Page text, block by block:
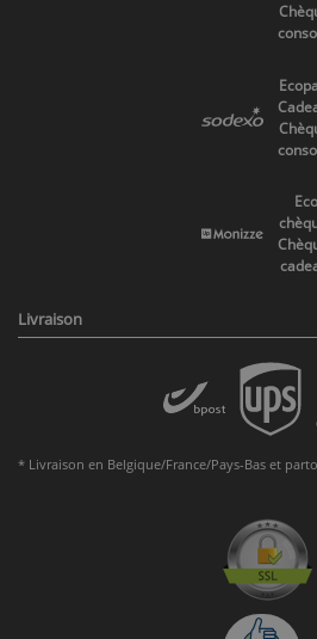
Livraison
* Livraison en Belgique/France/Pays-Bas et